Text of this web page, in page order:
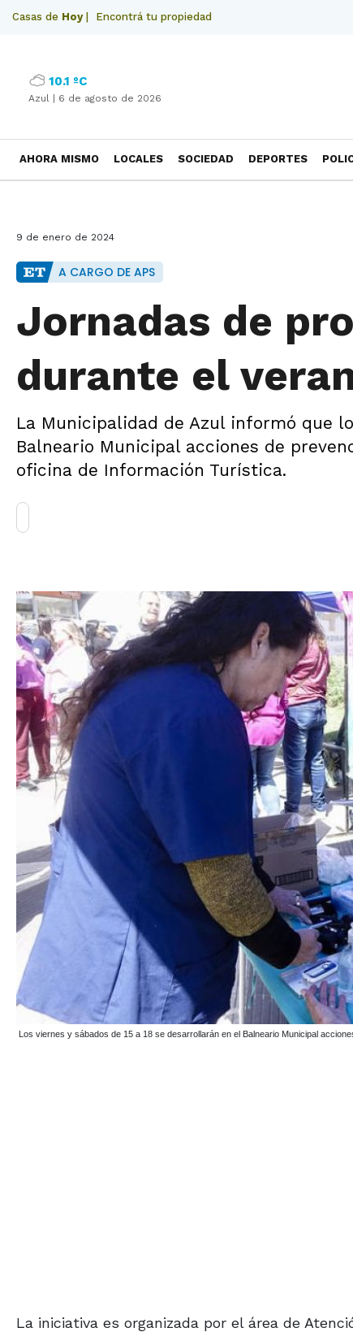
Casas de Hoy| Encontrá tu propiedad
10.1 ºC
Azul | 6 de agosto de 2026
AHORA MISMO LOCALES SOCIEDAD DEPORTES
9 de enero de 2024
A CARGO DE APS
Jornadas de
durante el
La Municipalidad de Azul informó que
Balneario Municipal acciones de
oficina de Información Turística.
Los viernes y sábados de 15 a 18 se desarrollarán en el Balneario Municipal
La iniciativa es organizada por el área de